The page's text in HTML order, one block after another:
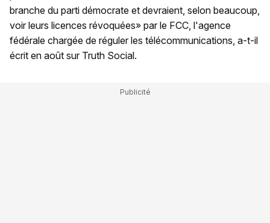
branche du parti démocrate et devraient, selon beaucoup,
voir leurs licences révoquées» par le FCC, l'agence
fédérale chargée de réguler les télécommunications, a-t-il
écrit en août sur Truth Social.